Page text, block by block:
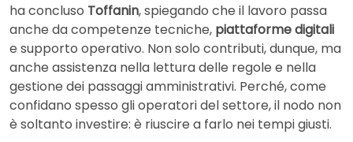
ha concluso Toffanin, spiegando che il lavoro passa
anche da competenze tecniche, piattaforme digitali
e supporto operativo. Non solo contributi, dunque, ma
anche assistenza nella lettura delle regole e nella
gestione dei passaggi amministrativi. Perché, come
confidano spesso gli operatori del settore, il nodo non
è soltanto investire: è riuscire a farlo nei tempi giusti.